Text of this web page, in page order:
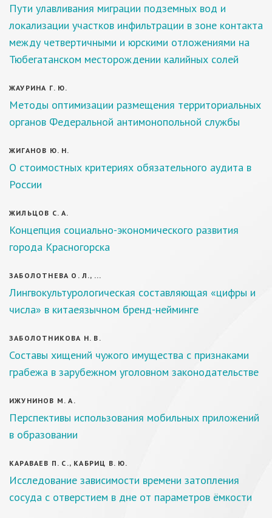
Пути улавливания миграции подземных вод и
локализации участков инфильтрации в зоне контакта
между четвертичными и юрскими отложениями на
Тюбегатанском месторождении калийных солей
ЖАУРИНА Г. Ю.
Методы оптимизации размещения территориальных
органов Федеральной антимонопольной службы
ЖИГАНОВ Ю. Н.
О стоимостных критериях обязательного аудита в
России
ЖИЛЬЦОВ С. А.
Концепция социально-экономического развития
города Красногорска
ЗАБОЛОТНЕВА О. Л., ...
Лингвокультурологическая составляющая «цифры и
числа» в китаеязычном бренд-нейминге
ЗАБОЛОТНИКОВА Н. В.
Составы хищений чужого имущества с признаками
грабежа в зарубежном уголовном законодательстве
ИЖУНИНОВ М. А.
Перспективы использования мобильных приложений
в образовании
КАРАВАЕВ П. С., КАБРИЦ В. Ю.
Исследование зависимости времени затопления
сосуда с отверстием в дне от параметров ёмкости